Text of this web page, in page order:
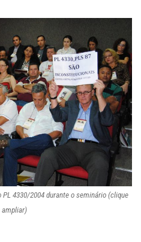
4330/2004 durante o seminário (clique
ampliar)